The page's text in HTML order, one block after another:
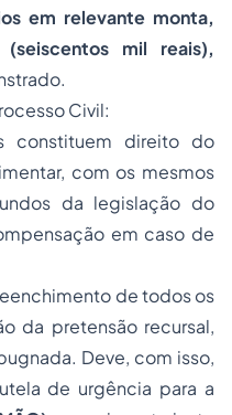
em relevante monta,
mil reais),
Civil:
constituem direito do
com os mesmos
da legislação do
em caso de
de todos os
da pretensão recursal,
Deve, com isso,
de urgência para a